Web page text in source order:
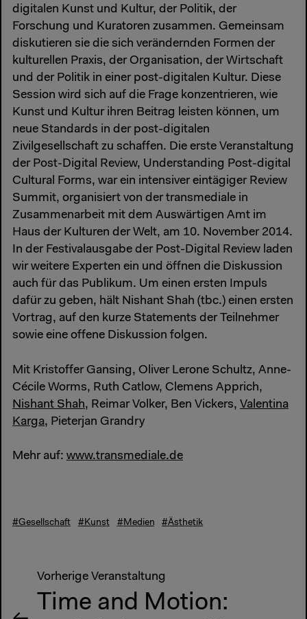
digitalen Kunst und Kultur, der Politik, der
Forschung und Kuratoren zusammen. Gemeinsam
diskutieren sie die sich verändernden Formen der
kulturellen Praxis, der Organisation, der Wirtschaft
und der Politik in einer post-digitalen Kultur. Diese
Session wird sich auf die Frage konzentrieren, wie
Kunst und Kultur ihren Beitrag leisten können, um
neue Standards in der post-digitalen
Zivilgesellschaft zu schaffen. Die erste Veranstaltung
der Post-Digital Review, Understanding Post-digital
Cultural Forms, war ein intensiver eintägiger Review
Summit, organisiert von der transmediale in
Zusammenarbeit mit dem Auswärtigen Amt im
Haus der Kulturen der Welt, am 10. November 2014.
In der Festivalausgabe der Post-Digital Review laden
wir weitere Experten ein und öffnen die Diskussion
auch für das Publikum. Um einen ersten Impuls
dafür zu geben, hält Nishant Shah (tbc.) einen ersten
Vortrag, auf den kurze Statements der Teilnehmer
sowie eine offene Diskussion folgen.
Mit Kristoffer Gansing, Oliver Lerone Schultz, Anne-
Cécile Worms, Ruth Catlow, Clemens Apprich,
Nishant Shah, Reimar Volker, Ben Vickers, Valentina
Karga, Pieterjan Grandry
Mehr auf: www.transmediale.de
#Gesellschaft #Kunst #Medien #Ästhetik
Vorherige Veranstaltung
Time and Motion: